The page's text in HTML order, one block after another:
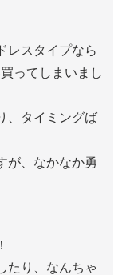
レスタイプなら
ってしまいまし
、タイミングば
が、なかなか勇
たり、なんちゃ